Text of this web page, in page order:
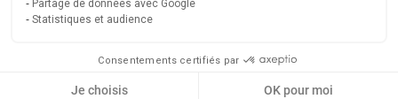
Partage de données avec Google
Statistiques et audience
Consentements certifiés par
Je choisis OK pour moi
d'emballage :
Poids brut de l'unité